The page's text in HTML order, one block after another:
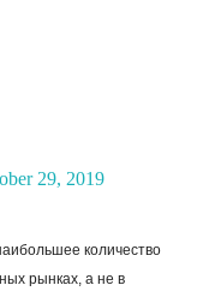
29, 2019
количество
рынках, а не в